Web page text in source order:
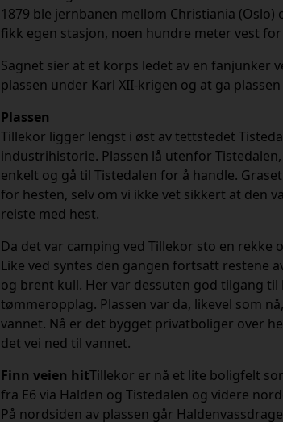
1879 ble jernbanen mellom Christiania
fikk egen stasjon, noen hundre meter vest for
Sagnet sier at et korps ledet av en fanjunker
plassen under Karl XII-krigen og at ga
Plassen
Tillekor ligger lengst i øst av tettstedet
industrihistorie. Plassen lå utenfor
enkelt og gå til Tistedalen for å handle.
for hesten, selv om vi ikke vet sikkert at den
reiste med hest.
Da det var camping ved Tillekor sto en rekke
Like ved syntes den gangen fortsatt restene
og brent kull. Her var dessuten god tilgang
tømmeropplag. Plassen var da, likevel som
vannet. Nå er det bygget privatboliger over
det vei ned til vannet.
Finn veien hitTillekor er nå et lite boligfelt
fra E6 via Halden og Tistedalen og videre
På nordsiden av plassen går